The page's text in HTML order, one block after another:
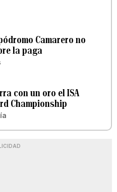
Camarero no
la paga
con un oro el ISA
Championship